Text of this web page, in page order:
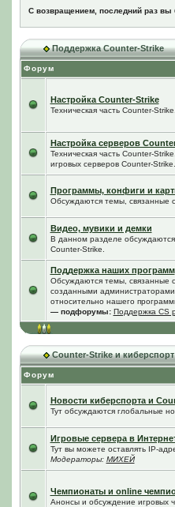
С возвращением, последний раз вы
Поддержка Counter-Strike
Форум
Настройка Counter-Strike
Техническая часть Counter-
Настройка серверов
Техническая часть Counter-
игровых серверов Counter-Strike.
Программы, конфиги и
Обсуждаются темы, связанные
Видео, мувики и демки
В данном разделе
Counter-Strike.
Поддержка наших программ
Обсуждаются темы, связанные
созданными
относительно нашего
— подфорумы: Поддержка CS
Counter-Strike и
Форум
Новости киберспорта и
Тут обсуждаются глобальные
Игровые сервера в
Тут вы можете оставлять IP-
Модераторы: МИХЕЙ
Чемпионаты и online
Анонсы и обсуждение игровых